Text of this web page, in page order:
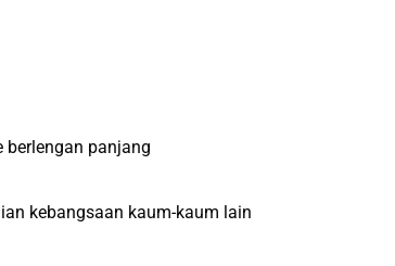
panjang
kebangsaan kaum-kaum lain